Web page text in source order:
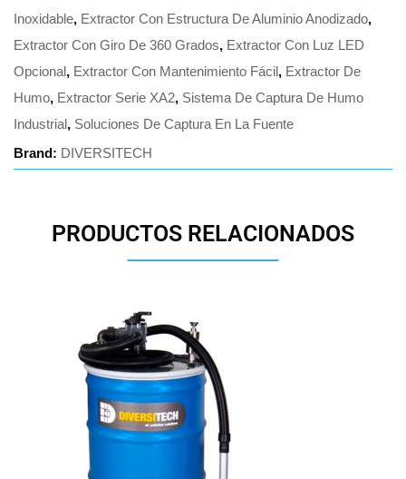
Inoxidable, Extractor Con Estructura De Aluminio Anodizado,
Extractor Con Giro De 360 Grados, Extractor Con Luz LED
Opcional, Extractor Con Mantenimiento Fácil, Extractor De
Humo, Extractor Serie XA2, Sistema De Captura De Humo
Industrial, Soluciones De Captura En La Fuente
Brand: DIVERSITECH
PRODUCTOS RELACIONADOS